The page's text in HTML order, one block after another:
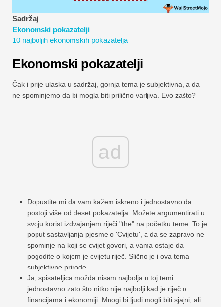
Cijela forma
Sadržaj
Ekonomski pokazatelji
10 najboljih ekonomskih pokazatelja
Ekonomski pokazatelji
Čak i prije ulaska u sadržaj, gornja tema je subjektivna, a da
ne spominjemo da bi mogla biti prilično varljiva. Evo zašto?
ad
Dopustite mi da vam kažem iskreno i jednostavno da
postoji više od deset pokazatelja. Možete argumentirati u
svoju korist izdvajanjem riječi "the" na početku teme. To je
poput sastavljanja pjesme o 'Cvijetu', a da se zapravo ne
spominje na koji se cvijet govori, a vama ostaje da
pogodite o kojem je cvijetu riječ. Slično je i ova tema
subjektivne prirode.
Ja, spisateljica možda nisam najbolja u toj temi
jednostavno zato što nitko nije najbolji kad je riječ o
financijama i ekonomiji. Mnogi bi ljudi mogli biti sjajni, ali